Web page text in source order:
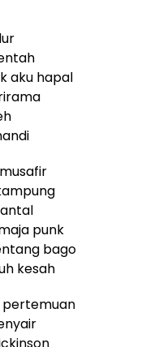
aku hapal
punk
bago
kesah
pertemuan